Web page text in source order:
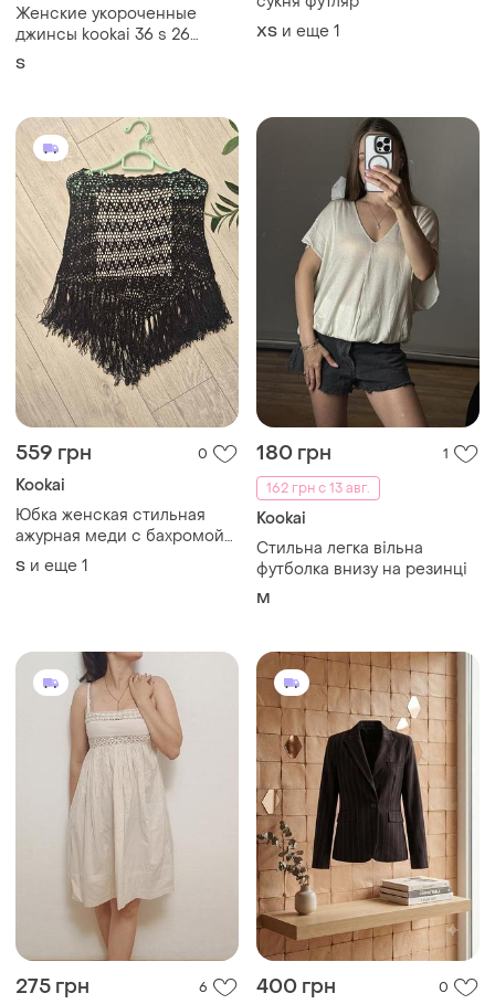
Женские укороченные
джинсы kookai 36 s 26
оригинал кувай прямые
состарения 42 44
S
ХS и еще 1
559 грн 0
Kookai
Юбка женская стильная
ажурная меди с бахромой
kookai
S и еще 1
180 грн
1
162 грн с 13 авг.
Kookai
Стильна легка вільна
футболка внизу на резинці
M
275 грн
6
400 грн
0